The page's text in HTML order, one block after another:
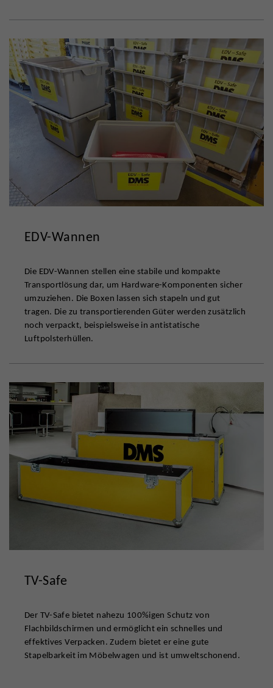
EDV-Wannen
Die EDV-Wannen stellen eine stabile und kompakte
Transportlösung dar, um Hardware-Komponenten sicher
umzuziehen. Die Boxen lassen sich stapeln und gut
tragen. Die zu transportierenden Güter werden zusätzlich
noch verpackt, beispielsweise in antistatische
Luftpolsterhüllen.
TV-Safe
Der TV-Safe bietet nahezu 100%igen Schutz von
Flachbildschirmen und ermöglicht ein schnelles und
effektives Verpacken. Zudem bietet er eine gute
Stapelbarkeit im Möbelwagen und ist umweltschonend.